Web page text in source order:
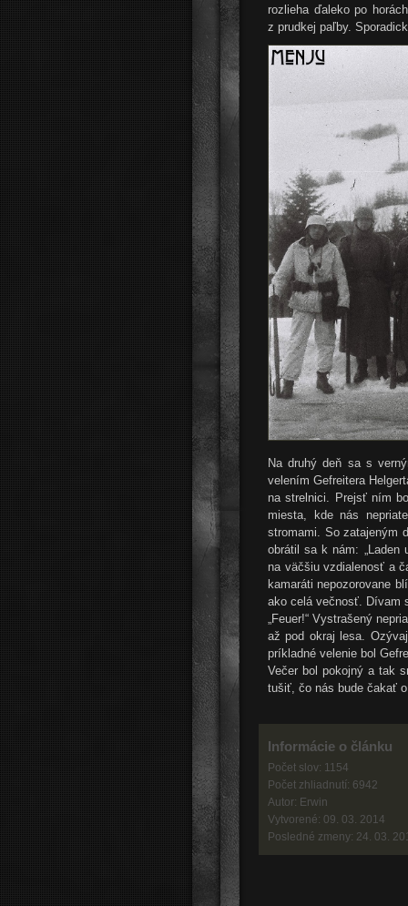
rozlieha ďaleko po
z prudkej paľby.
Na druhý deň sa s
velením Gefreitera
na strelnici. Prejsť ním
miesta, kde nás
stromami. So zatajeným
obrátil sa k nám: „Laden
na väčšiu vzdialenosť a
kamaráti nepozorovane
ako celá večnosť. Dívam
„Feuer!“ Vystrašený
až pod okraj lesa.
príkladné velenie bol
Večer bol pokojný a tak
tušiť, čo nás bude čakať
Informácie o článku
Počet slov: 1154
Počet zhliadnutí: 6942
Autor: Erwin
Vytvorené: 09. 03. 2014
Posledné zmeny: 24. 03.